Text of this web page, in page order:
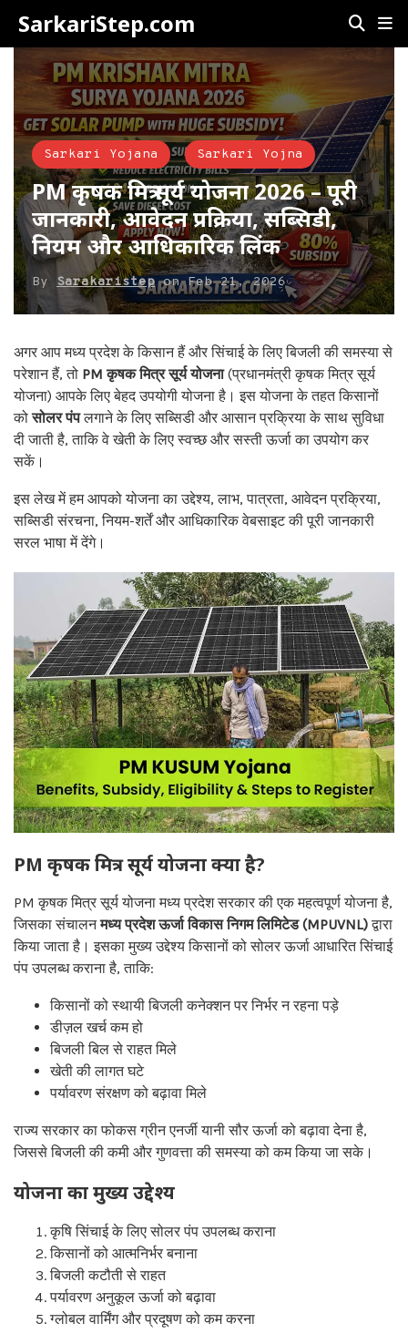
SarkariStep.com
Sarkari Yojana Sarkari Yojna
PM कृषक मित्र सूर्य योजना 2026 – पूरी
जानकारी, आवेदन प्रक्रिया, सब्सिडी,
नियम और आधिकारिक लिंक
By SarakaristeponFeb 21, 2026
अगर आप मध्य प्रदेश के किसान हैं और सिंचाई के लिए बिजली की समस्या से
परेशान हैं, तो PM कृषक मित्र सूर्य योजना(प्रधानमंत्री कृषक मित्र सूर्य
योजना) आपके लिए बेहद उपयोगी योजना है। इस योजना के तहत किसानों
कोसोलर पंपलगाने के लिए सब्सिडी और आसान प्रक्रिया के साथ सुविधा
दी जाती है, ताकि वे खेती के लिए स्वच्छ और सस्ती ऊर्जा का उपयोग कर
सकें।
इस लेख में हम आपको योजना का उद्देश्य, लाभ, पात्रता, आवेदन प्रक्रिया,
सब्सिडी संरचना, नियम-शर्तें और आधिकारिक वेबसाइट की पूरी जानकारी
सरल भाषा में देंगे।
PM कृषक मित्र सूर्य योजना क्या है?
PM कृषक मित्र सूर्य योजना मध्य प्रदेश सरकार की एक महत्वपूर्ण योजना है,
जिसका संचालनमध्य प्रदेश ऊर्जा विकास निगम लिमिटेड (MPUVNL)द्वारा
किया जाता है। इसका मुख्य उद्देश्य किसानों को सोलर ऊर्जा आधारित सिंचाई
पंप उपलब्ध कराना है, ताकि:
किसानों को स्थायी बिजली कनेक्शन पर निर्भर न रहना पड़े
डीज़ल खर्च कम हो
बिजली बिल से राहत मिले
खेती की लागत घटे
पर्यावरण संरक्षण को बढ़ावा मिले
राज्य सरकार का फोकस ग्रीन एनर्जी यानी सौर ऊर्जा को बढ़ावा देना है,
जिससे बिजली की कमी और गुणवत्ता की समस्या को कम किया जा सके।
योजना का मुख्य उद्देश्य
कृषि सिंचाई के लिए सोलर पंप उपलब्ध कराना
किसानों को आत्मनिर्भर बनाना
बिजली कटौती से राहत
पर्यावरण अनुकूल ऊर्जा को बढ़ावा
ग्लोबल वार्मिंग और प्रदूषण को कम करना